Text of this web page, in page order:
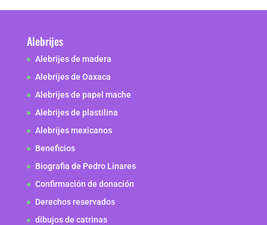
Alebrijes
Alebrijes de madera
Alebrijes de Oaxaca
Alebrijes de papel mache
Alebrijes de plastilina
Alebrijes mexicanos
Beneficios
Biografia de Pedro Linares
Confirmación de donación
Derechos reservados
dibujos de catrinas